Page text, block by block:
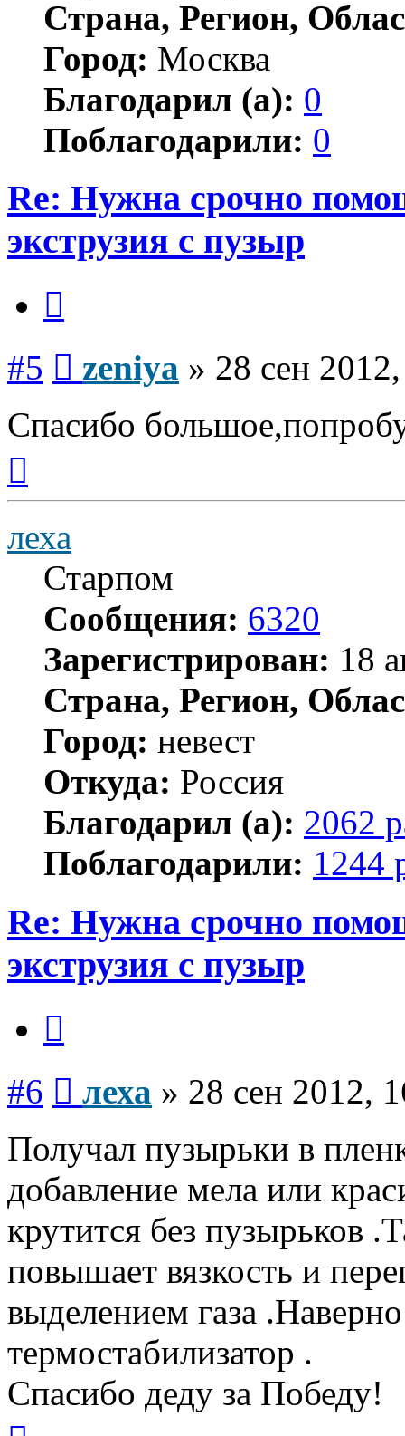
Страна, Регион,
Город: Москва
Благодарил (а): 0
Поблагодарили: 0
Re: Нужна срочно
экструзия с пузыр
#5 zeniya » 28 сен
Спасибо
началу
леха
Старпом
Сообщения: 6320
Зарегистрирован: 18
Страна, Регион,
Город: невест
Откуда: Россия
Благодарил (а): 2062
Поблагодарили: 1244
Re: Нужна срочно
экструзия с пузыр
#6 леха » 28 сен 2012,
Получал пузырьки в
добавление мела или
крутится без пузырьков
повышает вязкость и
выделением газа
термостабилизатор .
Спасибо деду за Победу!